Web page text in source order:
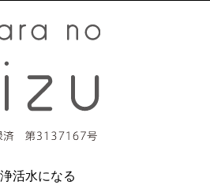
活水になる